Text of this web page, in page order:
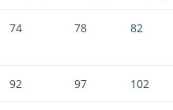
74 78 82
92 97 102